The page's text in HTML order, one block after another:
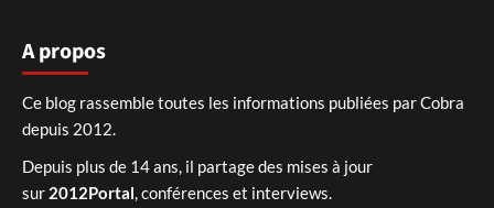
A propos
Ce blog rassemble toutes les informations publiées par Cobra
depuis 2012.
Depuis plus de 14 ans, il partage des mises à jour
sur 2012Portal, conférences et interviews.